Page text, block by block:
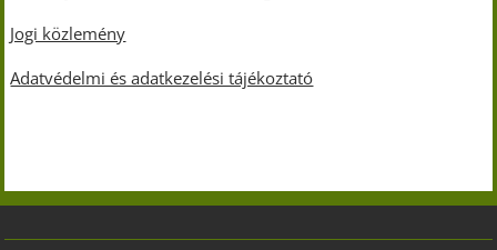
Jogi közlemény
Adatvédelmi és adatkezelési tájékoztató